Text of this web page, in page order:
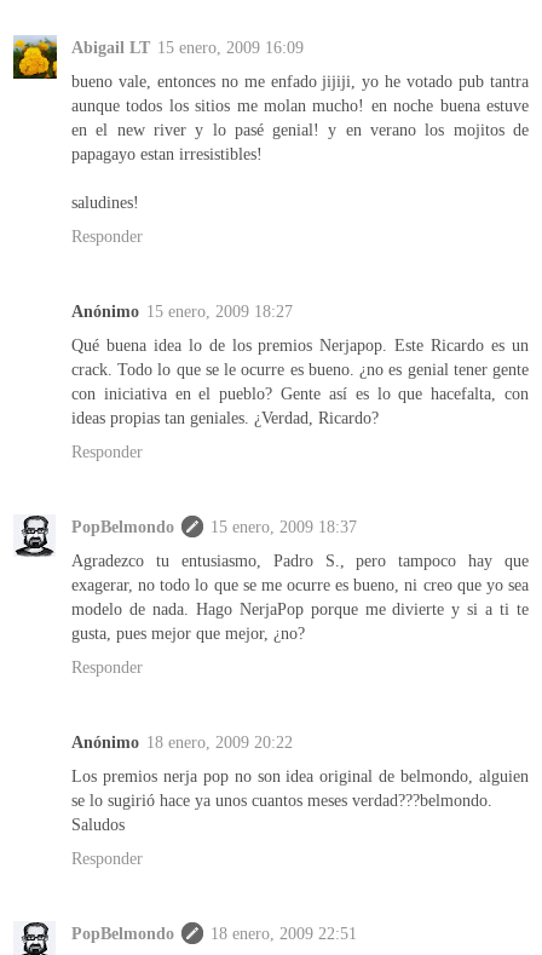
Abigail LT 15 enero, 2009 16:09
bueno vale, entonces no me enfado jijiji, yo he votado pub tantra
aunque todos los sitios me molan mucho! en noche buena estuve
en el new river y lo pasé genial! y en verano los mojitos de
papagayo estan irresistibles!
saludines!
Responder
Anónimo 15 enero, 2009 18:27
Qué buena idea lo de los premios Nerjapop. Este Ricardo es un
crack. Todo lo que se le ocurre es bueno. ¿no es genial tener gente
con iniciativa en el pueblo? Gente así es lo que hacefalta, con
ideas propias tan geniales. ¿Verdad, Ricardo?
Responder
PopBelmondo
15 enero, 2009 18:37
Agradezco tu entusiasmo, Padro S., pero tampoco hay que
exagerar, no todo lo que se me ocurre es bueno, ni creo que yo sea
modelo de nada. Hago NerjaPop porque me divierte y si a ti te
gusta, pues mejor que mejor, ¿no?
Responder
Anónimo 18 enero, 2009 20:22
Los premios nerja pop no son idea original de belmondo, alguien
se lo sugirió hace ya unos cuantos meses verdad???belmondo.
Saludos
Responder
PopBelmondo
18 enero, 2009 22:51